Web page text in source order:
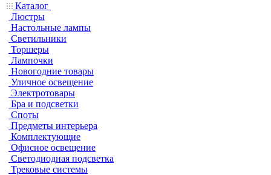
Каталог
Люстры
Настольные лампы
Светильники
Торшеры
Лампочки
Новогодние товары
Уличное освещение
Электротовары
Бра и подсветки
Споты
Предметы интерьера
Комплектующие
Офисное освещение
Светодиодная подсветка
Трековые системы